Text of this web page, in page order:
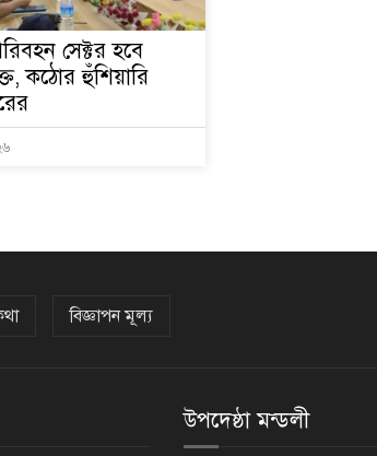
সেক্টর হবে
কঠোর হুঁশিয়ারি
বিজ্ঞাপন মূল্য
উপদেষ্ঠা মন্ডলী